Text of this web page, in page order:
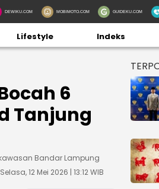
DEWIKU.COM MOBIMOTO.COM GUIDEKU.COM
Lifestyle Indeks
6
Tanjung
Bandar Lampung
Selasa, 12 Mei 2026 | 13:12 WIB